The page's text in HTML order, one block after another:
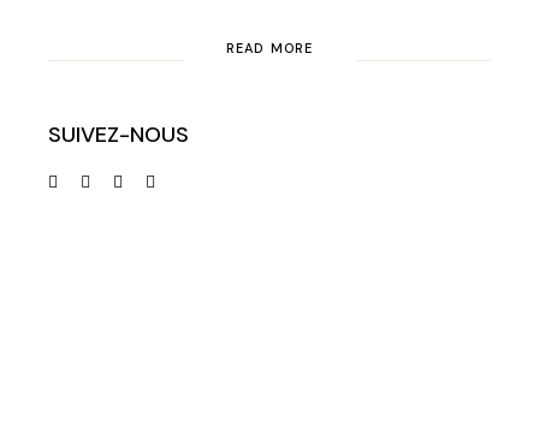
READ MORE
SUIVEZ-NOUS